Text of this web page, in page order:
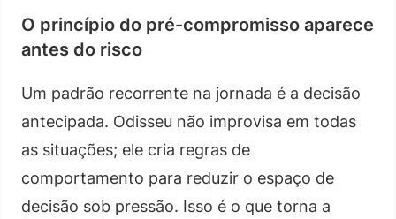
O princípio do pré-compromisso aparece
antes do risco
Um padrão recorrente na jornada é a decisão
antecipada. Odisseu não improvisa em todas
as situações; ele cria regras de
comportamento para reduzir o espaço de
decisão sob pressão. Isso é o que torna a